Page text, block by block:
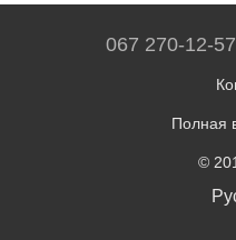
067 270-12-57
Полная
©